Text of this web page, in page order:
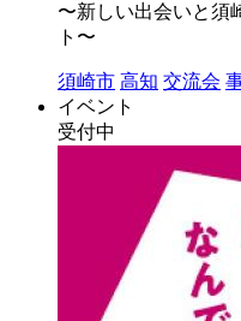
〜新しい出会いと須
ト〜
須崎市 高知 交流会
イベント
受付中